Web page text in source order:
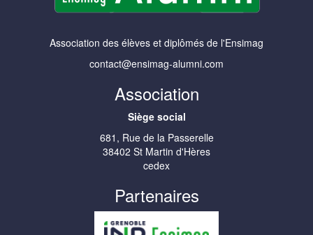
Association des élèves et diplômés de l'Ensimag
contact@ensimag-alumni.com
Association
Siège social
681, Rue de la Passerelle
38402 St Martin d'Hères
cedex
Partenaires